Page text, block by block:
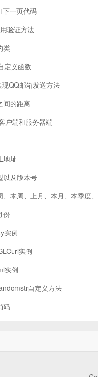
下一页代码
验证方法
类
定义函数
QQ邮箱发送方法
间的距离
户端和服务器端
地址
以及版本号
、本周、上月、本月、本季度
份
实例
实例
实例
自定义方法
码